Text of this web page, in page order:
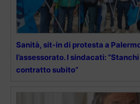
Sanità, sit-in di protesta a
l’assessorato. I sindacati:
contratto subito”